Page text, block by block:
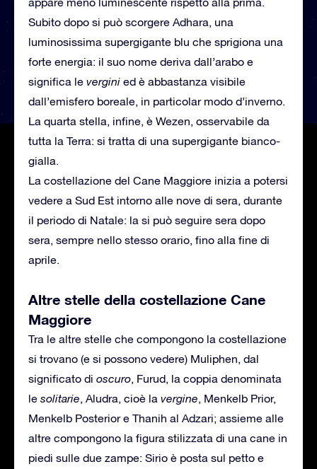
Subito dopo si può scorgere Adhara, una
luminosissima supergigante blu che sprigiona una
forte energia: il suo nome deriva dall’arabo e
significa le vergini ed è abbastanza visibile
dall’emisfero boreale, in particolar modo d’inverno.
La quarta stella, infine, è Wezen, osservabile da
tutta la Terra: si tratta di una supergigante bianco-
gialla.
La costellazione del Cane Maggiore inizia a potersi
vedere a Sud Est intorno alle nove di sera, durante
il periodo di Natale: la si può seguire sera dopo
sera, sempre nello stesso orario, fino alla fine di
aprile.
Altre stelle della costellazione Cane
Maggiore
Tra le altre stelle che compongono la costellazione
si trovano (e si possono vedere) Muliphen, dal
significato di oscuro, Furud, la coppia denominata
le solitarie, Aludra, cioè la vergine, Menkelb Prior,
Menkelb Posterior e Thanih al Adzari; assieme alle
altre compongono la figura stilizzata di una cane in
piedi sulle due zampe: Sirio è posta sul petto e